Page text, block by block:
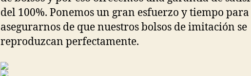
del 100%. Ponemos un gran esfuerzo y tiempo para
asegurarnos de que nuestros bolsos de imitación se
reproduzcan perfectamente.